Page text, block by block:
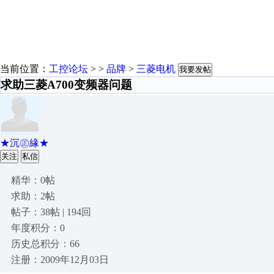
当前位置： 工控论坛 > > 品牌 > 三菱电机 我要发帖
求助三菱A700变频器问题
★沉㊣緣★
关注 私信
精华：0帖
求助：2帖
帖子：38帖 | 194回
年度积分：0
历史总积分：66
注册：2009年12月03日